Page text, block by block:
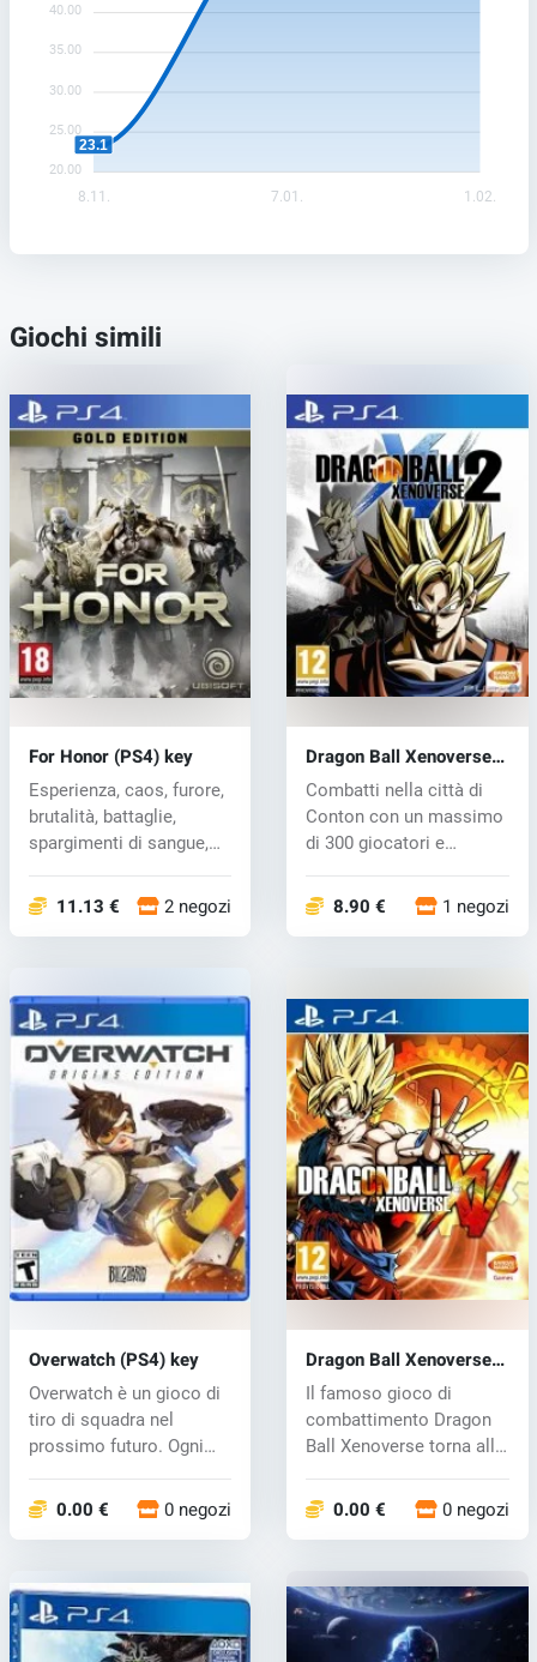
40.00
35.00
30.00
25.00
20.00
23.1
8.11. 7.01. 1.02.
Giochi simili
For Honor (PS4) key
Esperienza, caos, furore,
brutalità, battaglie,
spargimenti di sangue,
11.13 € 2 negozi
Dragon Ball Xenoverse 2
(PS4) key
Combatti nella città di
Conton con un massimo
di 300 giocatori e
8.90 € 1 negozi
Overwatch (PS4) key
Overwatch è un gioco di
tiro di squadra nel
prossimo futuro. Ogni
0.00 € 0 negozi
Dragon Ball Xenoverse
(PS4) key
Il famoso gioco di
combattimento Dragon
Ball Xenoverse torna alle
0.00 € 0 negozi